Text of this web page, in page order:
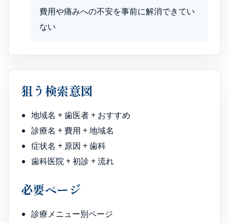
費用や痛みへの不安を事前に解消できてい
ない
狙う検索意図
地域名 + 歯医者 + おすすめ
診療名 + 費用 + 地域名
症状名 + 原因 + 歯科
歯科医院 + 初診 + 流れ
必要ページ
診療メニュー別ページ